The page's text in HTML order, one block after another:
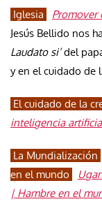
Iglesia Promover
Jesús Bellido nos
Laudato si’del
y en el cuidado de
El cuidado de la
inteligencia
La Mundialización
en el mundo
| Hambre en el